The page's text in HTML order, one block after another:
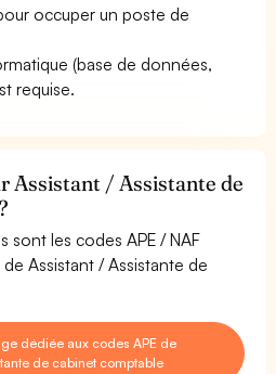
occuper un poste de
(base de données,
requise.
Assistant / Assistante de
sont les codes APE / NAF
Assistant / Assistante de
dédiée aux codes APE de
de cabinet comptable